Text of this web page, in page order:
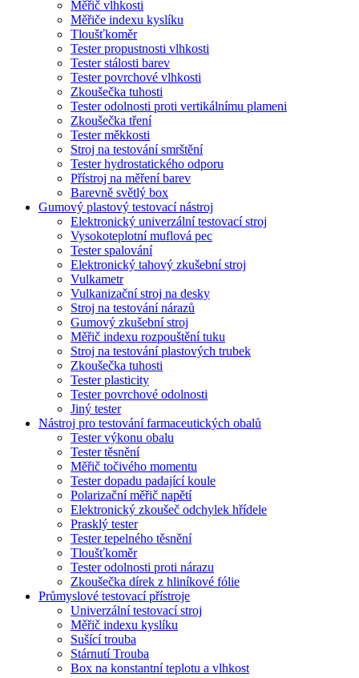
Měřič vlhkosti
Měřiče indexu kyslíku
Tloušťkoměr
Tester propustnosti vlhkosti
Tester stálosti barev
Tester povrchové vlhkosti
Zkoušečka tuhosti
Tester odolnosti proti vertikálnímu plameni
Zkoušečka tření
Tester měkkosti
Stroj na testování smrštění
Tester hydrostatického odporu
Přístroj na měření barev
Barevně světlý box
Gumový plastový testovací nástroj
Elektronický univerzální testovací stroj
Vysokoteplotní muflová pec
Tester spalování
Elektronický tahový zkušební stroj
Vulkametr
Vulkanizační stroj na desky
Stroj na testování nárazů
Gumový zkušební stroj
Měřič indexu rozpouštění tuku
Stroj na testování plastových trubek
Zkoušečka tuhosti
Tester plasticity
Tester povrchové odolnosti
Jiný tester
Nástroj pro testování farmaceutických obalů
Tester výkonu obalu
Tester těsnění
Měřič točivého momentu
Tester dopadu padající koule
Polarizační měřič napětí
Elektronický zkoušeč odchylek hřídele
Prasklý tester
Tester tepelného těsnění
Tloušťkoměr
Tester odolnosti proti nárazu
Zkoušečka dírek z hliníkové fólie
Průmyslové testovací přístroje
Univerzální testovací stroj
Měřič indexu kyslíku
Sušící trouba
Stárnutí Trouba
Box na konstantní teplotu a vlhkost